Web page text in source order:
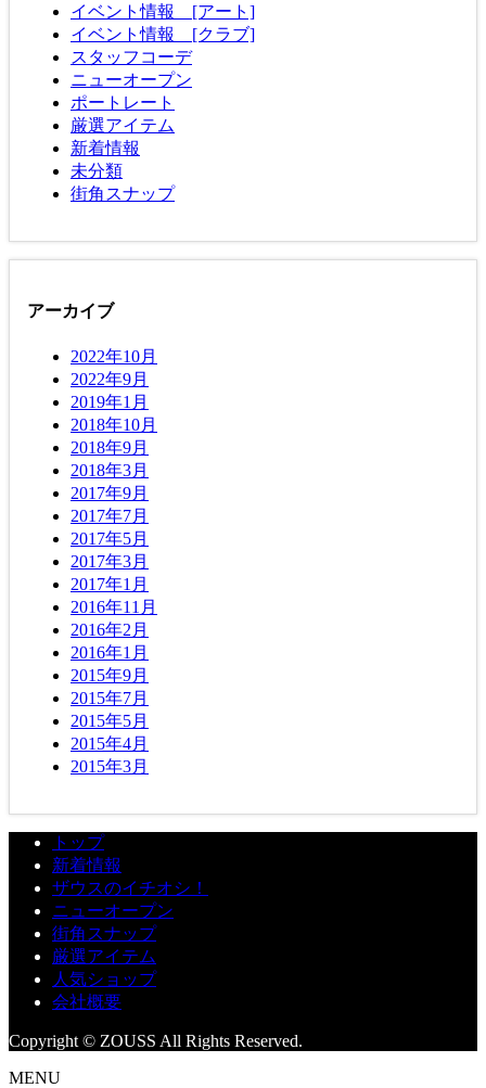
イベント情報 [アート]
イベント情報 [クラブ]
スタッフコーデ
ニューオープン
ポートレート
厳選アイテム
新着情報
未分類
街角スナップ
アーカイブ
2022年10月
2022年9月
2019年1月
2018年10月
2018年9月
2018年3月
2017年9月
2017年7月
2017年5月
2017年3月
2017年1月
2016年11月
2016年2月
2016年1月
2015年9月
2015年7月
2015年5月
2015年4月
2015年3月
トップ
新着情報
ザウスのイチオシ！
ニューオープン
街角スナップ
厳選アイテム
人気ショップ
会社概要
Copyright © ZOUSS All Rights Reserved.
MENU